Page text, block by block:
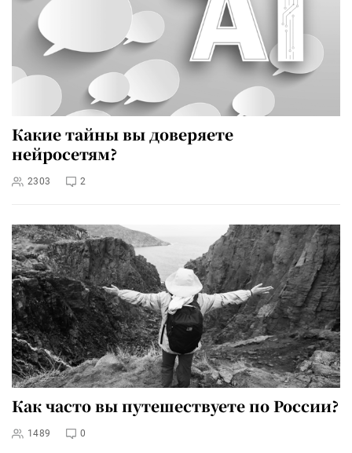
Какие тайны вы доверяете
нейросетям?
2303 2
Как часто вы путешествуете по России?
1489 0